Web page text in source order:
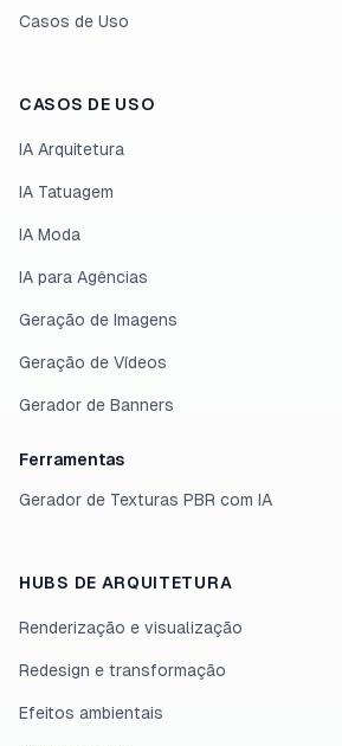
Casos de Uso
CASOS DE USO
IA Arquitetura
IA Tatuagem
IA Moda
IA para Agências
Geração de Imagens
Geração de Vídeos
Gerador de Banners
Ferramentas
Gerador de Texturas PBR com IA
HUBS DE ARQUITETURA
Renderização e visualização
Redesign e transformação
Efeitos ambientais